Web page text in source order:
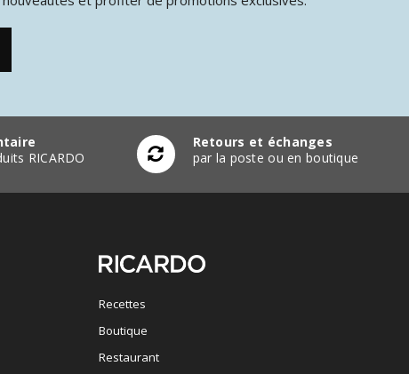
RICARDO
Retours et échanges
par la poste ou en boutique
Recettes
Boutique
Restaurant